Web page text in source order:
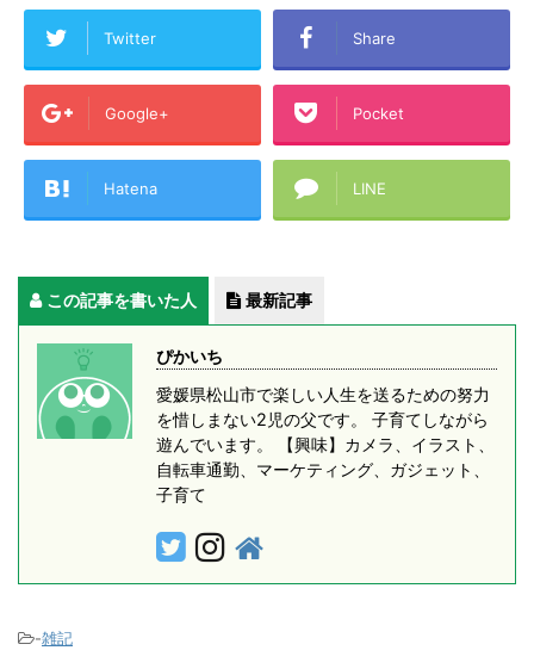
Twitter Share
Google+ Pocket
Hatena LINE
この記事を書いた人 最新記事
ぴかいち
愛媛県松山市で楽しい人生を送るための努力
を惜しまない2児の父です。 子育てしながら
遊んでいます。 【興味】カメラ、イラスト、
自転車通勤、マーケティング、ガジェット、
子育て
-雑記